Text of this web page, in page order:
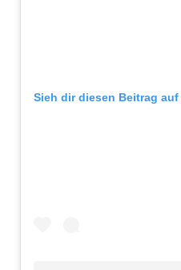
Sieh dir diesen Beitrag auf